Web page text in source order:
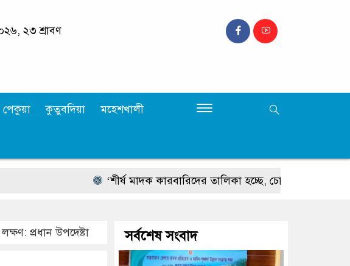
২৩ শ্রাবণ
পেকুয়া কুতুবদিয়া মহেশখালী
‘শীর্ষ মাদক কারবারিদের তালিকা হচ্ছে, চোরাচালানের রুটে বসছে
প্রধান উপদেষ্টা সর্বশেষ সংবাদ